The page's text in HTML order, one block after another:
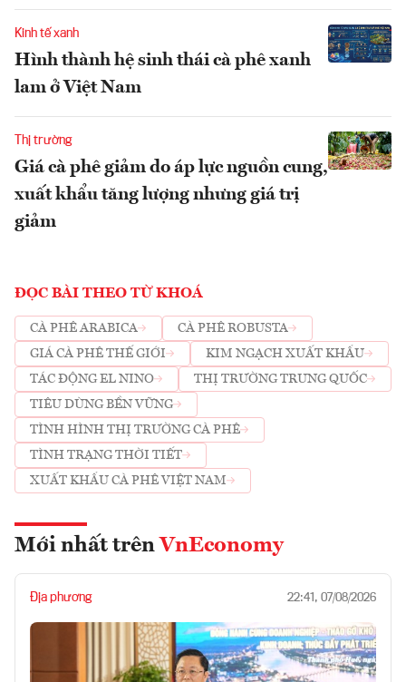
Kinh tế xanh
Hình thành hệ sinh thái cà phê xanh
lam ở Việt Nam
Thị trường
Giá cà phê giảm do áp lực nguồn cung,
xuất khẩu tăng lượng nhưng giá trị
giảm
ĐỌC BÀI THEO TỪ KHOÁ
CÀ PHÊ ARABICA
CÀ PHÊ ROBUSTA
GIÁ CÀ PHÊ THẾ GIỚI
KIM NGẠCH XUẤT KHẨU
TÁC ĐỘNG EL NINO
THỊ TRƯỜNG TRUNG QUỐC
TIÊU DÙNG BỀN VỮNG
TÌNH HÌNH THỊ TRƯỜNG CÀ PHÊ
TÌNH TRẠNG THỜI TIẾT
XUẤT KHẨU CÀ PHÊ VIỆT NAM
Mới nhất trên VnEconomy
Địa phương 22:41, 07/08/2026